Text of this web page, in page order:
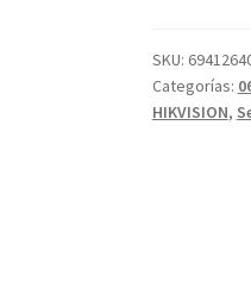
SKU:
Categorías:
HIKVISION,